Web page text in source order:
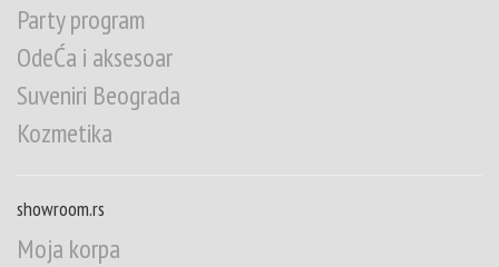
Party program
OdeĆa i aksesoar
Suveniri Beograda
Kozmetika
showroom.rs
Moja korpa